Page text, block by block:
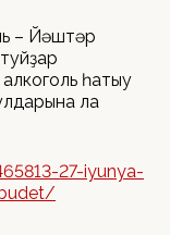
– Йәштәр
һатыу
ла
27-iyunya-